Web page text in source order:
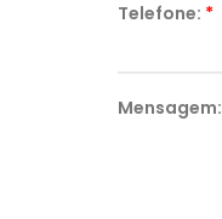
Telefone: *
Mensagem: